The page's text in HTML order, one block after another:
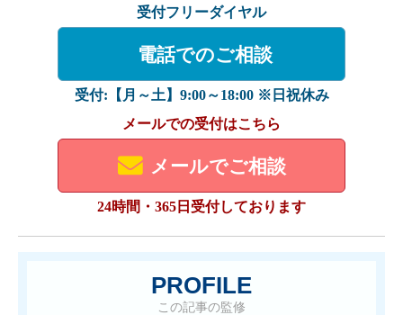
受付フリーダイヤル
電話でのご相談
受付:【月～土】9:00～18:00 ※日祝休み
メールでの受付はこちら
メールでご相談
24時間・365日受付しております
PROFILE
この記事の監修